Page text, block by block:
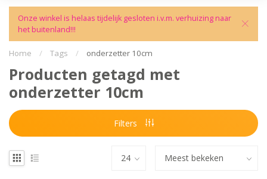
Onze winkel is helaas tijdelijk gesloten i.v.m. verhuizing naar
het buitenland!!!
Home / Tags / onderzetter 10cm
Producten getagd met
onderzetter 10cm
Filters